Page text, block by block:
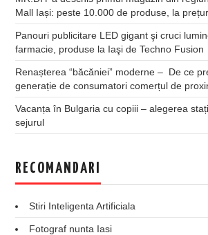
Mall Iași: peste 10.000 de produse, la
Panouri publicitare LED gigant şi cruci
farmacie, produse la Iaşi de Techno Fusion
Renașterea “băcăniei” moderne – De ce
generație de consumatori comerțul de
Vacanța în Bulgaria cu copiii – alegerea
sejurul
RECOMANDARI
Stiri Inteligenta Artificiala
Fotograf nunta Iasi